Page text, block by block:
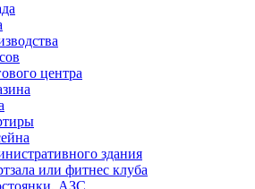
центра
здания
или фитнес клуба